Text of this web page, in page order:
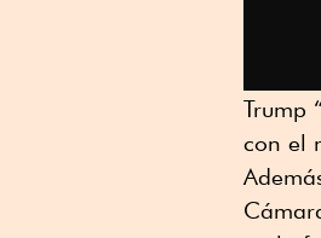
Trump
con el